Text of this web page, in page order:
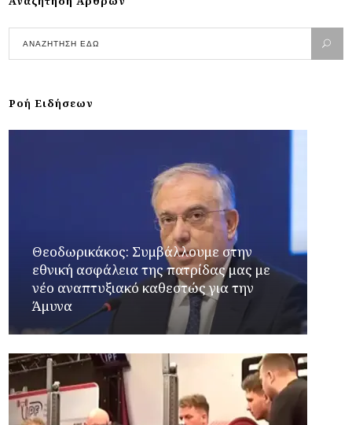
Ροή Ειδήσεων
Θεοδωρικάκος: Συμβάλλουμε στην
εθνική ασφάλεια της πατρίδας μας με
νέο αναπτυξιακό καθεστώς για την
Άμυνα